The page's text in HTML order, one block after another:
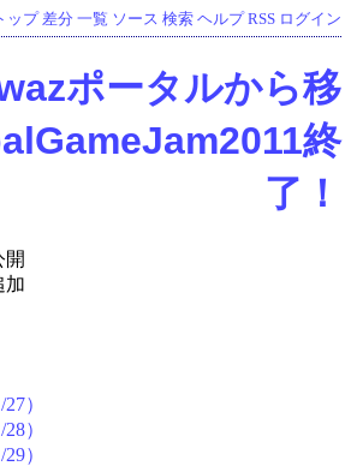
トップ 差分 一覧 ソース 検索 ヘルプ RSS ログイン
ポータルから移
終
了！
開
加
）
）
）